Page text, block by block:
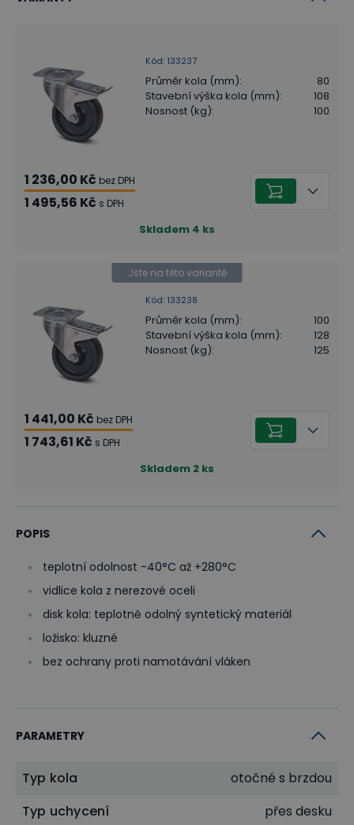
Kód: 133237
Průměr kola (mm):
80
Stavební výška kola (mm):
108
Nosnost (kg): 100
1 236,00 Kč bez DPH
1 495,56 Kč s DPH
Skladem 4 ks
Kód: 133238
Jste na této variantě
Průměr kola (mm):
100
Stavební výška kola (mm):
128
Nosnost (kg): 125
1 441,00 Kč bez DPH
1 743,61 Kč s DPH
Skladem 2 ks
POPIS
teplotní odolnost -40°C až +280°C
vidlice kola z nerezové oceli
disk kola: teplotně odolný syntetický materiál
ložisko: kluzné
bez ochrany proti namotávání vláken
PARAMETRY
Typ kola
otočné s brzdou
Typ uchycení
přes desku